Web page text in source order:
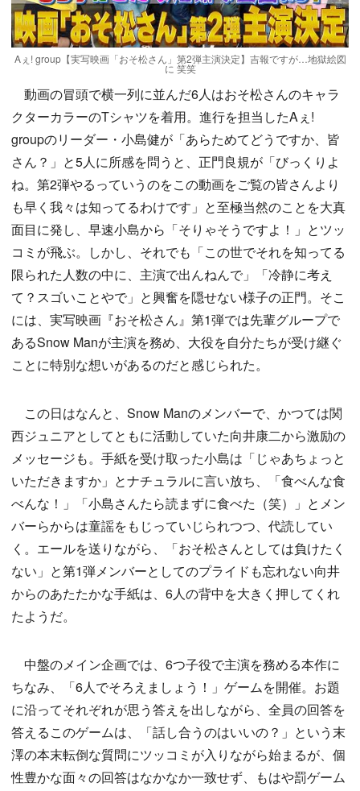
Aぇ! group【実写映画「おそ松さん」第2弾主演決定】吉報ですが…地獄絵図
に 笑笑
動画の冒頭で横一列に並んだ6人はおそ松さんのキャラ
クターカラーのTシャツを着用。進行を担当したAぇ!
groupのリーダー・小島健が「あらためてどうですか、皆
さん？」と5人に所感を問うと、正門良規が「びっくりよ
ね。第2弾やるっていうのをこの動画をご覧の皆さんより
も早く我々は知ってるわけです」と至極当然のことを大真
面目に発し、早速小島から「そりゃそうですよ！」とツッ
コミが飛ぶ。しかし、それでも「この世でそれを知ってる
限られた人数の中に、主演で出んねんで」「冷静に考え
て？スゴいことやで」と興奮を隠せない様子の正門。そこ
には、実写映画『おそ松さん』第1弾では先輩グループで
あるSnow Manが主演を務め、大役を自分たちが受け継ぐ
ことに特別な想いがあるのだと感じられた。
この日はなんと、Snow Manのメンバーで、かつては関
西ジュニアとしてともに活動していた向井康二から激励の
メッセージも。手紙を受け取った小島は「じゃあちょっと
いただきますか」とナチュラルに言い放ち、「食べんな食
べんな！」「小島さんたら読まずに食べた（笑）」とメン
バーらからは童謡をもじっていじられつつ、代読してい
く。エールを送りながら、「おそ松さんとしては負けたく
ない」と第1弾メンバーとしてのプライドも忘れない向井
からのあたたかな手紙は、6人の背中を大きく押してくれ
たようだ。
中盤のメイン企画では、6つ子役で主演を務める本作に
ちなみ、「6人でそろえましょう！」ゲームを開催。お題
に沿ってそれぞれが思う答えを出しながら、全員の回答を
答えるこのゲームは、「話し合うのはいいの？」という末
澤の本末転倒な質問にツッコミが入りながら始まるが、個
性豊かな面々の回答はなかなか一致せず、もはや罰ゲーム